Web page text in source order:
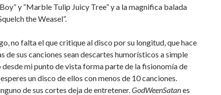
y “Marble Tulip Juicy Tree” y a la magnifica balada
the Weasel”.
no falta el que critique al disco por su longitud, que hace
de sus canciones sean descartes humorísticos a simple
desde mi punto de vista forma parte de la fisionomía de
un disco de ellos con menos de 10 canciones.
de sus cortes deja de entretener.GodWeenSatanes